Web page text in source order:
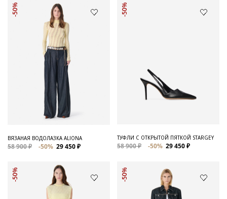
-50%
ВЯЗАНАЯ ВОДОЛАЗКА ALIONA
58 900 ₽ -50% 29 450 ₽
-50%
ТУФЛИ С ОТКРЫТОЙ ПЯТКОЙ STARGEY
58 900 ₽ -50% 29 450 ₽
-50% -50%